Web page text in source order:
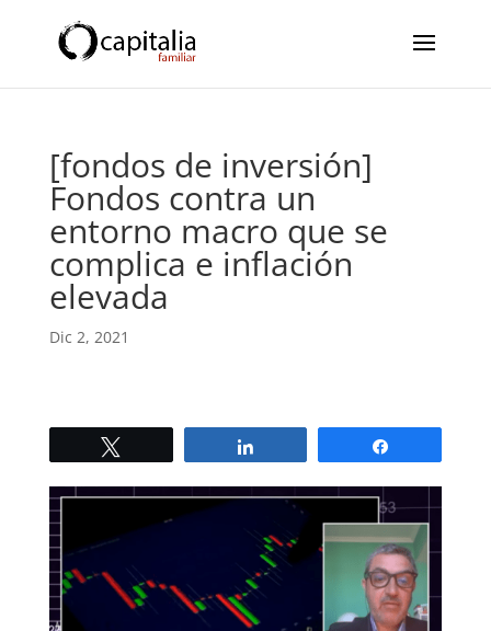
[fondos de inversión]
Fondos contra un
entorno macro que se
complica e inflación
elevada
Dic 2, 2021